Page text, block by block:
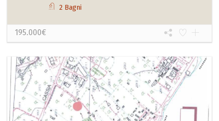
2 Bagni
195.000€